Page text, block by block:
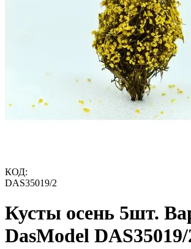
КОД:
DAS35019/2
Кусты осень 5шт.
DasModel DAS35019/